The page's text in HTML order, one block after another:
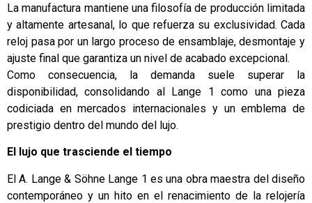
La manufactura mantiene una filosofía de producción limitada
y altamente artesanal, lo que refuerza su exclusividad. Cada
reloj pasa por un largo proceso de ensamblaje, desmontaje y
ajuste final que garantiza un nivel de acabado excepcional.
Como consecuencia, la demanda suele superar la
disponibilidad, consolidando al Lange 1 como una pieza
codiciada en mercados internacionales y un emblema de
prestigio dentro del mundo del lujo.
El lujo que trasciende el tiempo
El A. Lange & Söhne Lange 1 es una obra maestra del diseño
contemporáneo y un hito en el renacimiento de la relojería